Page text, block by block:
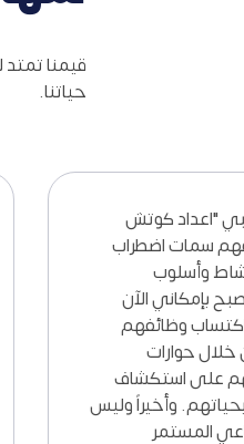
قيمنا
حياتنا.
البرنامج التدريبي "اعداد كوتش
ADHD معتمد" على فهم سمات اضطراب
فرط النشاط وأسلوب
العلاجي. أصبح بإمكاني الآن
العملاء على اكتساب وظائفهم
المفقودة من خلال حوارات
ومساعدتهم على استكشاف
والتحكم بحياتهم. وأخيراً
التدريب الجماعي المستمر